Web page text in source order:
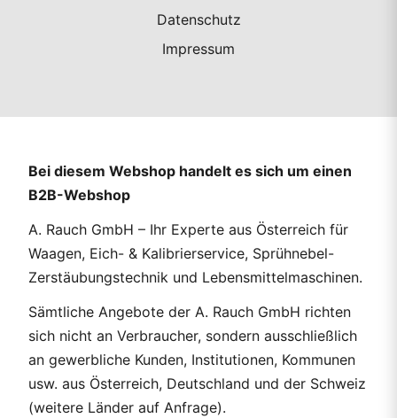
Datenschutz
Impressum
Bei diesem Webshop handelt es sich um einen
B2B-Webshop
A. Rauch GmbH – Ihr Experte aus Österreich für
Waagen, Eich- & Kalibrierservice, Sprühnebel-
Zerstäubungstechnik und Lebensmittelmaschinen.
Sämtliche Angebote der A. Rauch GmbH richten
sich nicht an Verbraucher, sondern ausschließlich
an gewerbliche Kunden, Institutionen, Kommunen
usw. aus Österreich, Deutschland und der Schweiz
(weitere Länder auf Anfrage).